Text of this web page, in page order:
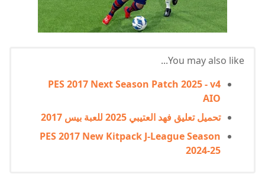
You may also like...
PES 2017 Next Season Patch 2025 - v4
AIO
تحميل تعليق فهد العتيبي 2025 للعبة بيس 2017
PES 2017 New Kitpack J-League Season
2024-25